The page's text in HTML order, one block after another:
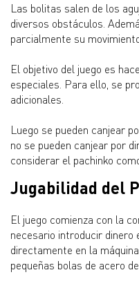
Las bolitas salen de los
diversos obstáculos.
parcialmente su
El objetivo del juego es
especiales. Para ello, se
adicionales.
Luego se pueden canjear
no se pueden canjear por
considerar el pachinko
Jugabilidad del
El juego comienza con la
necesario introducir
directamente en la
pequeñas bolas de acero